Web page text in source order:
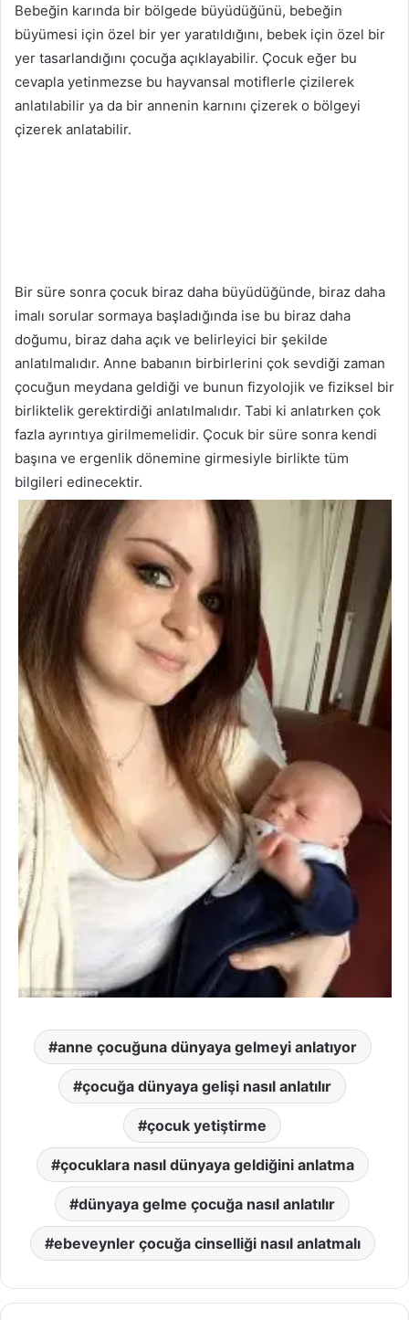
Bebeğin karında bir bölgede büyüdüğünü, bebeğin
büyümesi için özel bir yer yaratıldığını, bebek için özel bir
yer tasarlandığını çocuğa açıklayabilir. Çocuk eğer bu
cevapla yetinmezse bu hayvansal motiflerle çizilerek
anlatılabilir ya da bir annenin karnını çizerek o bölgeyi
çizerek anlatabilir.
Bir süre sonra çocuk biraz daha büyüdüğünde, biraz daha
imalı sorular sormaya başladığında ise bu biraz daha
doğumu, biraz daha açık ve belirleyici bir şekilde
anlatılmalıdır. Anne babanın birbirlerini çok sevdiği zaman
çocuğun meydana geldiği ve bunun fizyolojik ve fiziksel bir
birliktelik gerektirdiği anlatılmalıdır. Tabi ki anlatırken çok
fazla ayrıntıya girilmemelidir. Çocuk bir süre sonra kendi
başına ve ergenlik dönemine girmesiyle birlikte tüm
bilgileri edinecektir.
anne çocuğuna dünyaya gelmeyi anlatıyor
çocuğa dünyaya gelişi nasıl anlatılır
çocuk yetiştirme
çocuklara nasıl dünyaya geldiğini anlatma
dünyaya gelme çocuğa nasıl anlatılır
ebeveynler çocuğa cinselliği nasıl anlatmalı